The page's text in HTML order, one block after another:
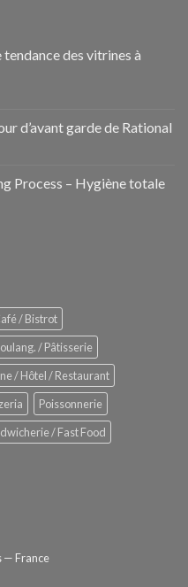
des vitrines à
d’avant garde de Rational
Process – Hygiène totale
/ Bistrot
/ Pâtisserie
/ Hôtel / Restaurant
Poissonnerie
/ Fast Food
— France